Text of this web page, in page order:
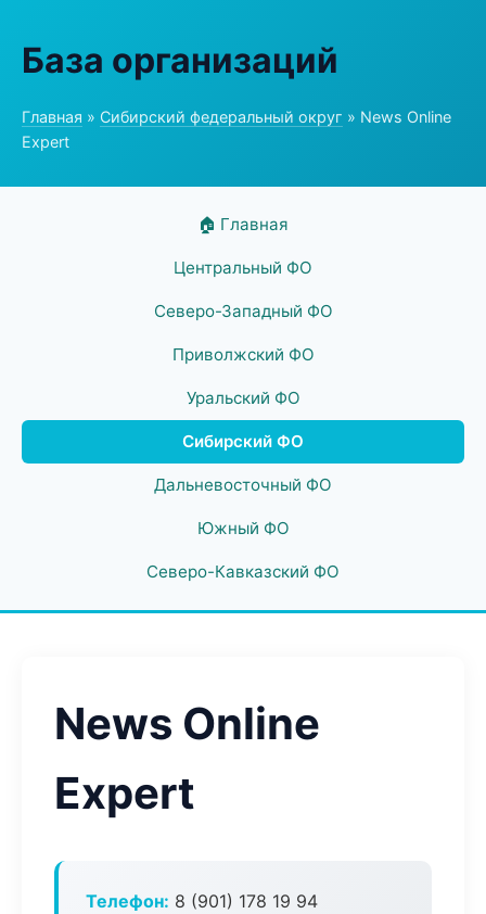
База организаций
Главная » Сибирский федеральный округ » News Online
Expert
🏠 Главная
Центральный ФО
Северо-Западный ФО
Приволжский ФО
Уральский ФО
Сибирский ФО
Дальневосточный ФО
Южный ФО
Северо-Кавказский ФО
News Online
Expert
Телефон: 8 (901) 178 19 94